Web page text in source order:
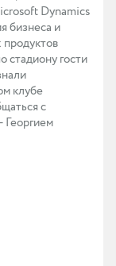
Dynamics
бизнеса и
стадиону гости
клубе
с
Георгием